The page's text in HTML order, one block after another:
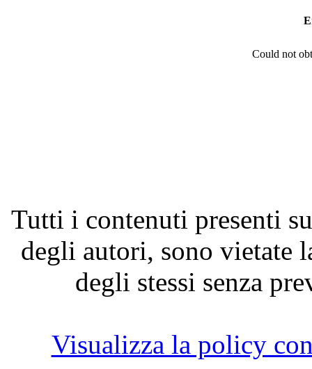
Could not
Tutti i contenuti presenti
degli autori, sono vietate
degli stessi senza
Visualizza la policy